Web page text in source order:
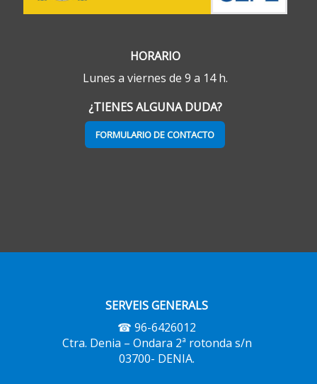
HORARIO
Lunes a viernes de 9 a 14 h.
¿TIENES ALGUNA DUDA?
FORMULARIO DE CONTACTO
SERVEIS GENERALS
☎ 96-6426012
Ctra. Denia – Ondara 2ª rotonda s/n
03700- DENIA.